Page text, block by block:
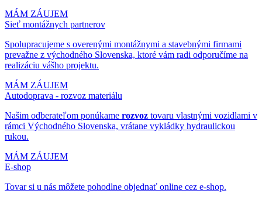
MÁM ZÁUJEM
Sieť montážnych partnerov
Spolupracujeme s overenými montážnymi a stavebnými firmami
prevažne z východného Slovenska, ktoré vám radi odporučíme na
realizáciu vášho projektu.
MÁM ZÁUJEM
Autodoprava - rozvoz materiálu
Našim odberateľom ponúkame rozvoz tovaru vlastnými vozidlami v
rámci Východného Slovenska, vrátane vykládky hydraulickou
rukou.
MÁM ZÁUJEM
E-shop
Tovar si u nás môžete pohodlne objednať online cez e-shop.